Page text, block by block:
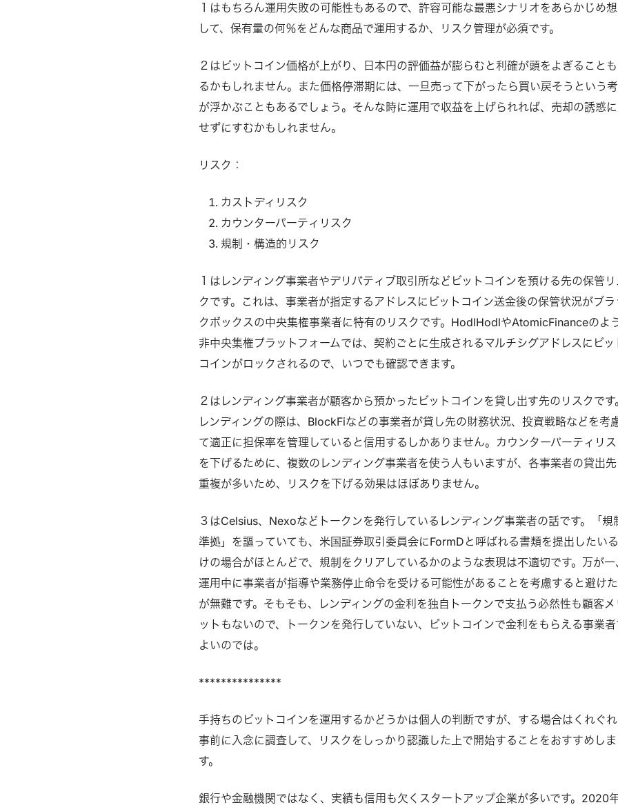
１はもちろん運用失敗の可能性もあるので、許容可能な最悪シナリオをあらかじめ
して、保有量の何％をどんな商品で運用するか、リスク管理が必須です。
２はビットコイン価格が上がり、日本円の評価益が膨らむと利確が頭をよぎること
るかもしれません。また価格停滞期には、一旦売って下がったら買い戻そうという
が浮かぶこともあるでしょう。そんな時に運用で収益を上げられれば、売却の誘惑
せずにすむかもしれません。
リスク：
カストディリスク
カウンターパーティリスク
規制・構造的リスク
１はレンディング事業者やデリバティブ取引所などビットコインを預ける先の保管
クです。これは、事業者が指定するアドレスにビットコイン送金後の保管状況がブラ
クボックスの中央集権事業者に特有のリスクです。HodlHodlやAtomicFinanceのよ
非中央集権プラットフォームでは、契約ごとに生成されるマルチシグアドレスにビッ
コインがロックされるので、いつでも確認できます。
２はレンディング事業者が顧客から預かったビットコインを貸し出す先のリスクです
レンディングの際は、BlockFiなどの事業者が貸し先の財務状況、投資戦略などを考
て適正に担保率を管理していると信用するしかありません。カウンターパーティリ
を下げるために、複数のレンディング事業者を使う人もいますが、各事業者の貸出
重複が多いため、リスクを下げる効果はほぼありません。
３はCelsius、Nexoなどトークンを発行しているレンディング事業者の話です。「規
準拠」を謳っていても、米国証券取引委員会にFormDと呼ばれる書類を提出したい
けの場合がほとんどで、規制をクリアしているかのような表現は不適切です。万が一
運用中に事業者が指導や業務停止命令を受ける可能性があることを考慮すると避け
が無難です。そもそも、レンディングの金利を独自トークンで支払う必然性も顧客メ
ットもないので、トークンを発行していない、ビットコインで金利をもらえる事業
よいのでは。
***************
手持ちのビットコインを運用するかどうかは個人の判断ですが、する場合はくれぐ
事前に入念に調査して、リスクをしっかり認識した上で開始することをおすすめしま
す。
銀行や金融機関ではなく、実績も信用も欠くスタートアップ企業が多いです。2020